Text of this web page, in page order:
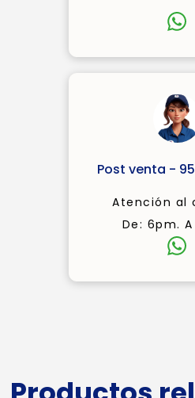
Post venta -
Atención al
De: 6pm. A